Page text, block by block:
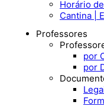
Horário
Cantina |
Professores
por
por